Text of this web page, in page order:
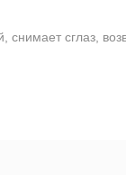
сглаз,